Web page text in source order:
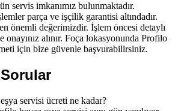
servis imkanımız bulunmaktadır.
parça ve işçilik garantisi altındadır.
önemli değerimizdir. İşlem öncesi detaylı
onayınız alınır. Foça lokasyonunda Profilo
için bize güvenle başvurabilirsiniz.
servisi ücreti ne kadar?